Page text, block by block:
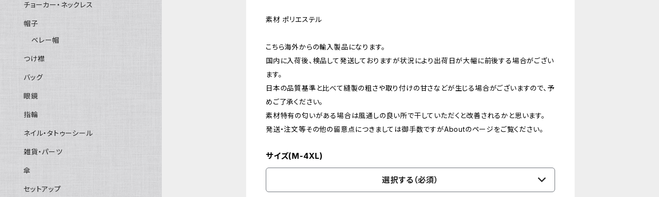
素材 ポリエステル
こちら海外からの輸入製品になります。
国内に入荷後、検品して発送しておりますが状況により出荷日が大幅に前後する場合がござい
ます。
日本の品質基準と比べて縫製の粗さや取り付けの甘さなどが生じる場合がございますので、予
めご了承ください。
素材特有の匂いがある場合は風通しの良い所で干していただくと改善されるかと思います。
発送・注文等その他の留意点につきましては御手数ですがAboutのページをご覧ください。
サイズ(M-4XL)
選択する（必須）
チョーカー・ネックレス
帽子
ベレー帽
つけ襟
バッグ
眼鏡
指輪
ネイル・タトゥーシール
雑貨・パーツ
傘
セットアップ